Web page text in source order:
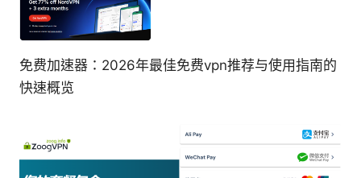
免费加速器：2026年最佳免费vpn推荐与使用指南的
快速概览